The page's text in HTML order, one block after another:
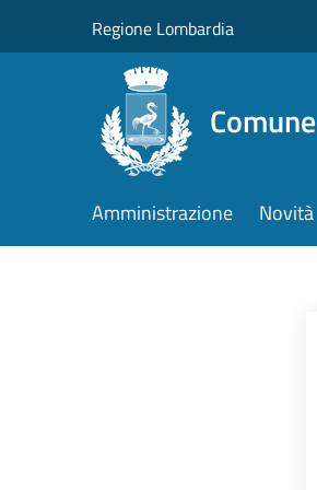
Regione Lombardia
Amministrazione Novità